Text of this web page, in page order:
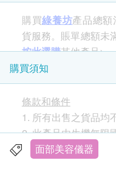
購買綠養坊產品總
貨服務。賬單總額未
按此選購其他產品>
購買須知
條款和條件
1. 所有出售之貨品均
2. 此產品由生機無限
3. 如有任何爭議，生
面部美容儀器